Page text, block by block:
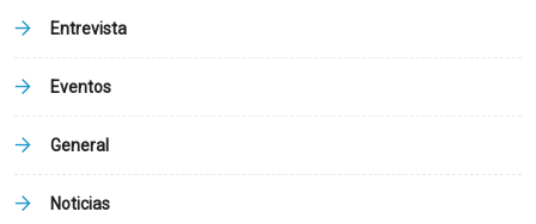
Entrevista
Eventos
General
Noticias